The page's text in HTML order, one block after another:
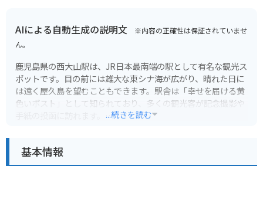
AIによる自動生成の説明文 ※内容の正確性は保証されていませ
ん。
鹿児島県の西大山駅は、JR日本最南端の駅として有名な観光ス
ポットです。目の前には雄大な東シナ海が広がり、晴れた日に
は遠く屋久島を望むこともできます。駅舎は「幸せを届ける黄
色いポスト」として知られており、多くの観光客が記念撮影や
ポットもあり、ドライブやツーリングにも最適なエリアです。
西大山駅にはバイクを停めるスペースもありますので、ライダ
...続きを読む
基本情報